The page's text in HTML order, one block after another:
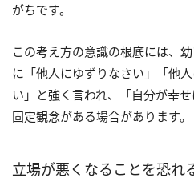
がちです。
この考え方の意識の根底には、
に「他人にゆずりなさい」「他
い」と強く言われ、「自分が幸
固定観念がある場合があります。
立場が悪くなることを恐れ